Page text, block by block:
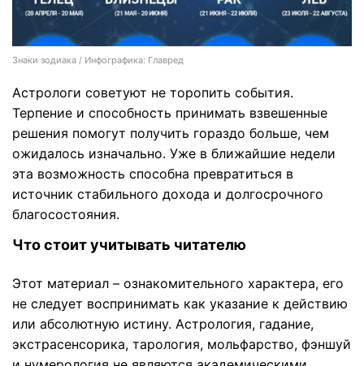
Знаки зодиака / Инфографика: Главред
Астрологи советуют не торопить события.
Терпение и способность принимать взвешенные
решения помогут получить гораздо больше, чем
ожидалось изначально. Уже в ближайшие недели
эта возможность способна превратиться в
источник стабильного дохода и долгосрочного
благосостояния.
Что стоит учитывать читателю
Этот материал – ознакомительного характера, его
не следует воспринимать как указание к действию
или абсолютную истину. Астрология, гадание,
экстрасенсорика, тарология, мольфарство, фэншуй